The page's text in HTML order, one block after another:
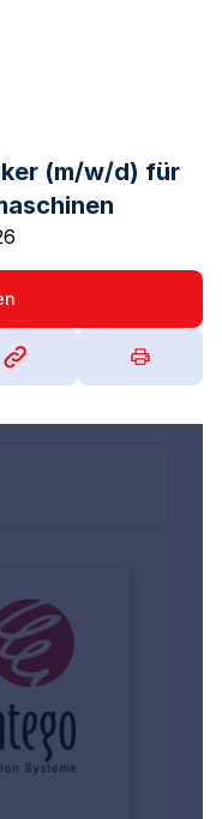
(m/w/d) für